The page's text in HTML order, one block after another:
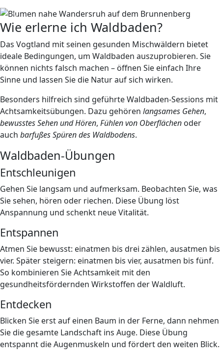
Previous
Wie erlerne ich Waldbaden?
Das Vogtland mit seinen gesunden Mischwäldern bietet
ideale Bedingungen, um Waldbaden auszuprobieren. Sie
können nichts falsch machen – öffnen Sie einfach Ihre
Sinne und lassen Sie die Natur auf sich wirken.
Besonders hilfreich sind geführte Waldbaden-Sessions mit
Achtsamkeitsübungen. Dazu gehören langsames Gehen,
bewusstes Sehen und Hören, Fühlen von Oberflächen oder
auch barfußes Spüren des Waldbodens.
Waldbaden-Übungen
Entschleunigen
Gehen Sie langsam und aufmerksam. Beobachten Sie, was
Sie sehen, hören oder riechen. Diese Übung löst
Anspannung und schenkt neue Vitalität.
Entspannen
Atmen Sie bewusst: einatmen bis drei zählen, ausatmen bis
vier. Später steigern: einatmen bis vier, ausatmen bis fünf.
So kombinieren Sie Achtsamkeit mit den
gesundheitsfördernden Wirkstoffen der Waldluft.
Entdecken
Blicken Sie erst auf einen Baum in der Ferne, dann nehmen
Sie die gesamte Landschaft ins Auge. Diese Übung
entspannt die Augenmuskeln und fördert den weiten Blick.